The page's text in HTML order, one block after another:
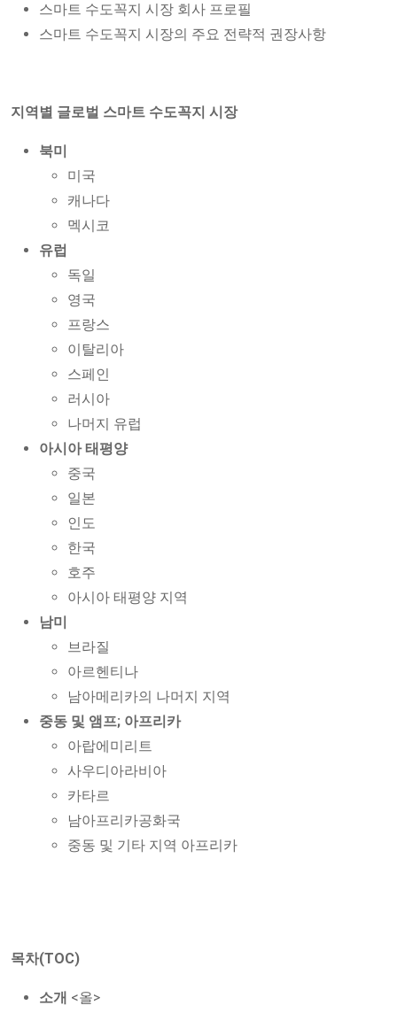
스마트 수도꼭지 시장 회사 프로필
스마트 수도꼭지 시장의 주요 전략적 권장사항
지역별 글로벌 스마트 수도꼭지 시장
북미
미국
캐나다
멕시코
유럽
독일
영국
프랑스
이탈리아
스페인
러시아
나머지 유럽
아시아 태평양
중국
일본
인도
한국
호주
아시아 태평양 지역
남미
브라질
아르헨티나
남아메리카의 나머지 지역
중동 및 앰프; 아프리카
아랍에미리트
사우디아라비아
카타르
남아프리카공화국
중동 및 기타 지역 아프리카
목차(TOC)
소개 <올>